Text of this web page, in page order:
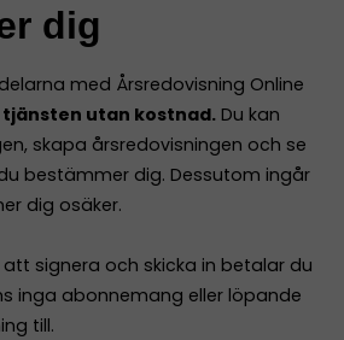
dig
med Årsredovisning Online
utan kostnad. Du kan
skapa årsredovisningen och se
bestämmer dig. Dessutom ingår
dig osäker.
signera och skicka in betalar du
inga abonnemang eller löpande
till.